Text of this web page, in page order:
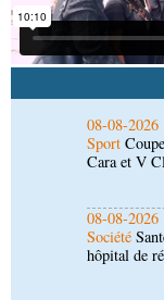
08-08-2026
Cara et V
08-08-2026
Société
hôpital de
08-08-2026
Société